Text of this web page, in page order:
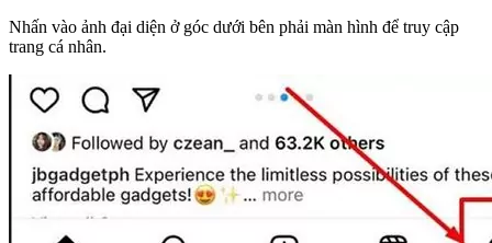
Nhấn vào ảnh đại diện ở góc dưới bên phải màn hình để truy cập
trang cá nhân.